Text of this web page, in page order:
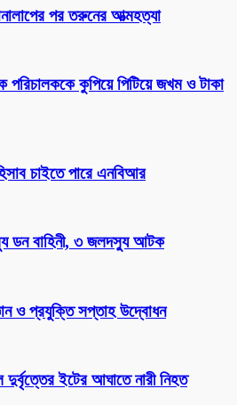
পর তরুনের আত্মহত্যা
পরিচালককে কুপিয়ে পিটিয়ে জখম ও টাকা
চাইতে পারে এনবিআর
ডন বাহিনী, ৩ জলদস্যু আটক
ও প্রযুক্তি সপ্তাহ উদ্বোধন
দুর্বৃত্তের ইটের আঘাতে নারী নিহত